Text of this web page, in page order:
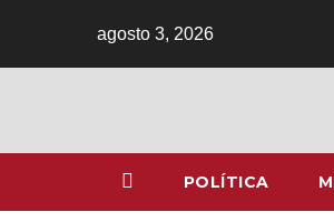
agosto 3, 2026
POLÍTICA